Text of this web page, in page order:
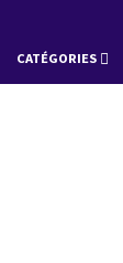
CATÉGORIES